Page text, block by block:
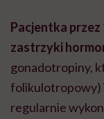
Pacjentka przez
zastrzyki
gonadotropiny,
folikulotropowy)
regularnie